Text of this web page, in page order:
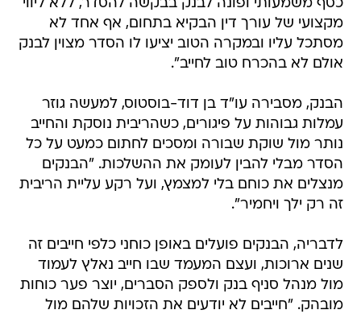
כסף משמעותי ופונה לבנק בבקשה להסדר, ללא ליווי
מקצועי של עורך דין הבקיא בתחום, אף אחד לא
מסתכל עליו ובמקרה הטוב יציעו לו הסדר מצוין לבנק
אולם לא בהכרח טוב לחייב".
הבנק, מסבירה עו"ד בן דוד-בוסטוס, למעשה גוזר
עמלות גבוהות על פיגורים, כשהריבית נוסקת והחייב
נותר מול שוקת שבורה ומסכים לחתום כמעט על כל
הסדר מבלי להבין לעומק את ההשלכות. "הבנקים
מנצלים את כוחם בלי למצמץ, ועל רקע עליית הריבית
זה רק ילך ויחמיר".
לדבריה, הבנקים פועלים באופן כוחני כלפי חייבים זה
שנים ארוכות, ועצם המעמד שבו חייב נאלץ לעמוד
מול מנהל סניף בנק ולספק הסברים, יוצר פער כוחות
מובהק. "חייבים לא יודעים את הזכויות שלהם מול